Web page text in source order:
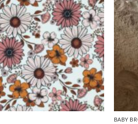
BABY